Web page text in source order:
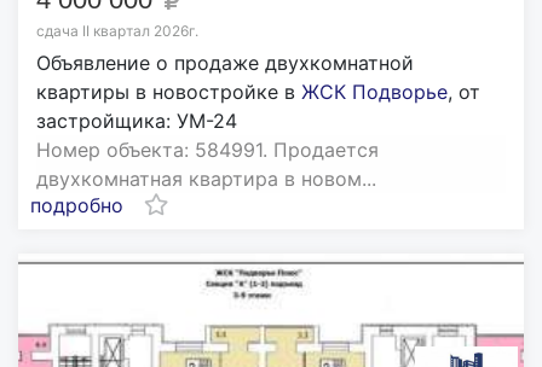
сдача II квартал 2026г.
Объявление о продаже двухкомнатной
квартиры в новостройке в ЖСК Подворье, от
застройщика: УМ-24
Номер объекта: 584991. Продается
двухкомнатная квартира в новом...
подробно